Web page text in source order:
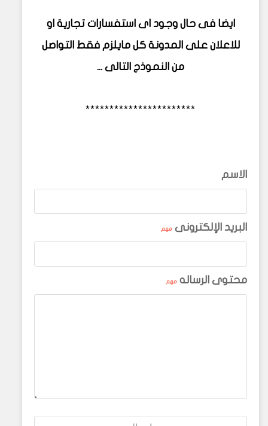
ايضا فى حال وجود اى استفسارات تجارية او
للاعلان على المدونة كل مايلزم فقط التواصل
من النموذج التالى ...
***********************
الاسم
البريد الإلكترونى مهم
محتوى الرساله مهم